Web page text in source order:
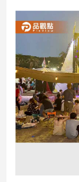
產
經/
市
房
地
產
品